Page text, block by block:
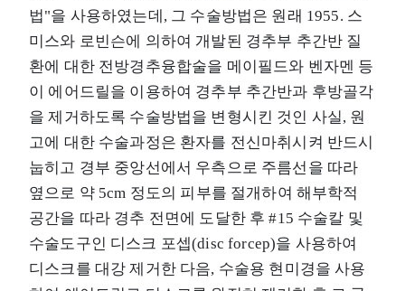
법"을 사용하였는데, 그 수술방법은 원래 1955. 스
미스와 로빈슨에 의하여 개발된 경추부 추간반 질
환에 대한 전방경추융합술을 메이필드와 벤자멘 등
이 에어드릴을 이용하여 경추부 추간반과 후방골각
을 제거하도록 수술방법을 변형시킨 것인 사실, 원
고에 대한 수술과정은 환자를 전신마취시켜 반드시
눕히고 경부 중앙선에서 우측으로 주름선을 따라
옆으로 약 5cm 정도의 피부를 절개하여 해부학적
공간을 따라 경추 전면에 도달한 후 #15 수술칼 및
수술도구인 디스크 포셉(disc forcep)을 사용하여
디스크를 대강 제거한 다음, 수술용 현미경을 사용